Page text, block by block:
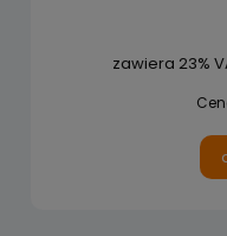
zawiera 23%